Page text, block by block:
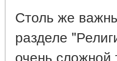
Столь же
разделе
очень сложной